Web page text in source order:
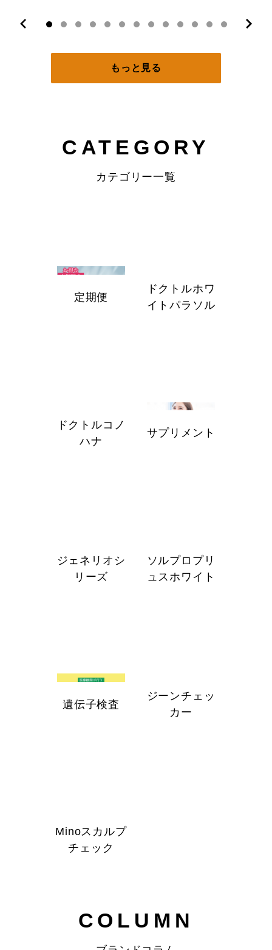
もっと見る
CATEGORY
カテゴリー一覧
定期便
ドクトルホワ
イトパラソル
ドクトルコノ
ハナ
サプリメント
ジェネリオシ
リーズ
ソルプロプリ
ュスホワイト
遺伝子検査
ジーンチェッ
カー
Minoスカルプ
チェック
COLUMN